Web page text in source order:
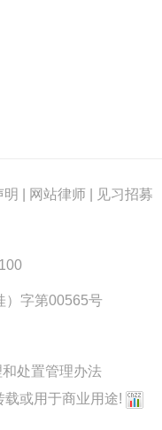
明 网站律师 见习招募
）字第00565号
处置管理办法
或用于商业用途!